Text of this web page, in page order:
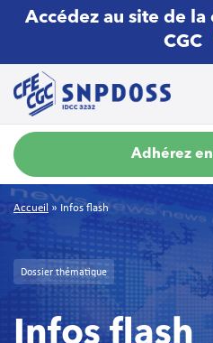
Accédez au site de
CGC
Adhérez
Accueil » Infos flash
Dossier thématique
Infos flash